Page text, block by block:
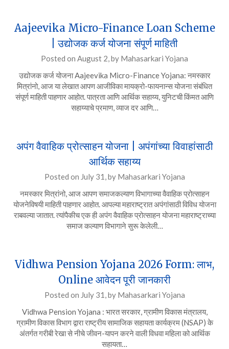
Aajeevika Micro-Finance Loan Scheme
| उद्योजक कर्ज योजना संपूर्ण माहिती
Posted on August 2,by Mahasarkari Yojana
उद्योजक कर्ज योजना Aajeevika Micro-Finance Yojana: नमस्कार
मित्रांनो, आज या लेखात आपण आजीविका मायक्रो-फायनान्स योजना संबंधित
संपूर्ण माहिती पाहणार आहोत. पात्रता आणि आर्थिक सहाय्य, युनिटची किंमत आणि
सहाय्याचे प्रमाण, व्याज दर आणि…
अपंग वैवाहिक प्रोत्साहन योजना | अपंगांच्या विवाहांसाठी
आर्थिक सहाय्य
Posted on July 31,by Mahasarkari Yojana
नमस्कार मित्रांनो, आज आपण समाजकल्याण विभागाच्या वैवाहिक प्रोत्साहन
योजनेविषयी माहिती पाहणार आहोत. आपल्या महाराष्ट्रात अपंगांसाठी विविध योजना
राबवल्या जातात. त्यांपैकीच एक ही अपंग वैवाहिक प्रोत्साहन योजना महाराष्ट्राच्या
समाज कल्याण विभागाने सुरू केलेली…
Vidhwa Pension Yojana 2026 Form: लाभ,
Online आवेदन पूरी जानकारी
Posted on July 31,by Mahasarkari Yojana
Vidhwa Pension Yojana : भारत सरकार, ग्रामीण विकास मंत्रालय,
ग्रामीण विकास विभाग द्वारा राष्ट्रीय सामाजिक सहायता कार्यक्रम (NSAP) के
अंतर्गत गरीबी रेखा से नीचे जीवन-यापन करने वाली विधवा महिला को आर्थिक
सहायता…